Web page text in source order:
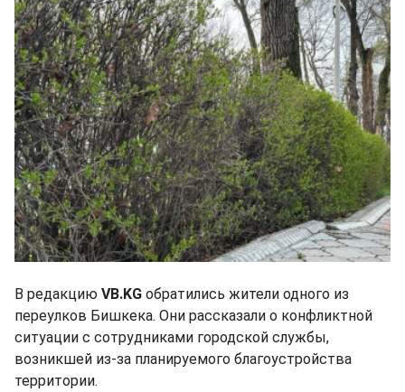
В редакцию VB.KG обратились жители одного из
переулков Бишкека. Они рассказали о конфликтной
ситуации с сотрудниками городской службы,
возникшей из-за планируемого благоустройства
территории.